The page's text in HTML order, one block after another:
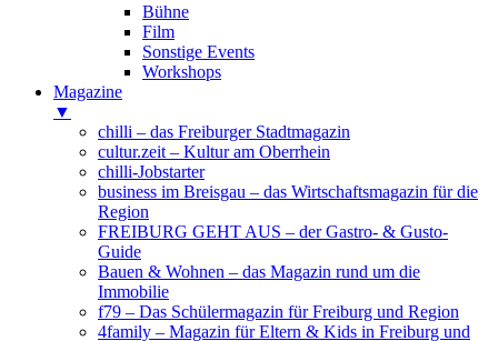
Bühne
Film
Sonstige Events
Workshops
Magazine
▼
chilli – das Freiburger Stadtmagazin
cultur.zeit – Kultur am Oberrhein
chilli-Jobstarter
business im Breisgau – das Wirtschaftsmagazin für die
Region
FREIBURG GEHT AUS – der Gastro- & Gusto-
Guide
Bauen & Wohnen – das Magazin rund um die
Immobilie
f79 – Das Schülermagazin für Freiburg und Region
4family – Magazin für Eltern & Kids in Freiburg und